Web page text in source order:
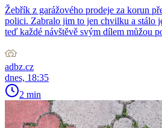
Žebřík z garážového prodeje za korun
polici. Zabralo jim to jen chvilku a stálo
teď každé návštěvě svým dílem můžou
adbz.cz
dnes, 18:35
2 min